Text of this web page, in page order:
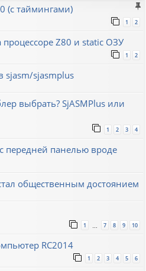
(с таймингами)
1 2
Z80 и static ОЗУ
1 2
sjasm/sjasmplus
выбрать? SjASMPlus или
1 2 3 4
передней панелью вроде
общественным достоянием
1 7 8 9 10
RC2014
1 2 3 4 5 6